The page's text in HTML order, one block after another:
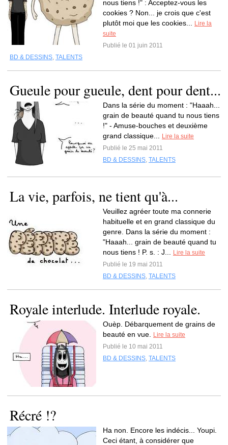
nous tiens !" : Acceptez-vous les
cookies ? Non... je crois que c'est
plutôt moi que les cookies...
Lire la
suite
Publié le 01 juin 2011
BD & DESSINS, TALENTS
Gueule pour gueule, dent pour dent...
Dans la série du moment : "Haaah...
grain de beauté quand tu nous tiens
!" - Amuse-bouches et deuxième
grand classique...
Lire la suite
Publié le 25 mai 2011
BD & DESSINS, TALENTS
La vie, parfois, ne tient qu'à...
Veuillez agréer toute ma connerie
habituelle et en grand classique du
genre. Dans la série du moment :
"Haaah... grain de beauté quand tu
nous tiens ! P. s. : J...
Lire la suite
Publié le 19 mai 2011
BD & DESSINS, TALENTS
Royale interlude. Interlude royale.
Ouèp. Débarquement de grains de
beauté en vue.
Lire la suite
Publié le 10 mai 2011
BD & DESSINS, TALENTS
Récré !?
Ha non. Encore les indécis... Youpi.
Ceci étant, à considérer que